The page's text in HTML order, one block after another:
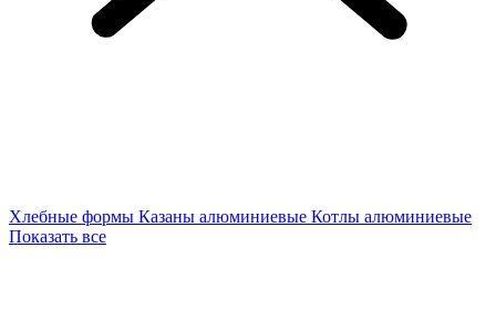
Хлебные формы Казаны алюминиевые Котлы алюминиевые
Показать все